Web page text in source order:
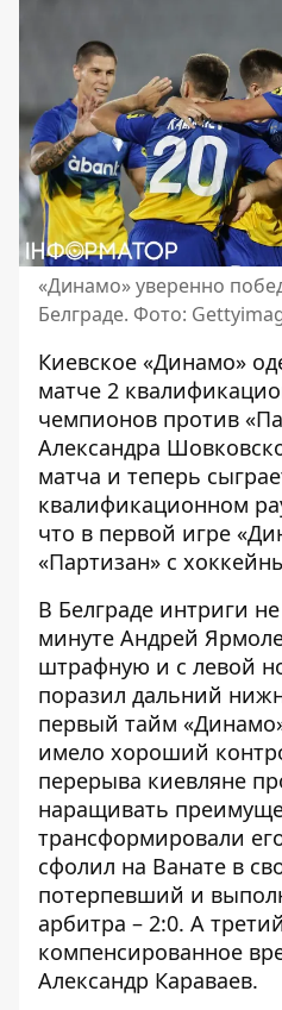
«Динамо» уверенно
Белграде. Фото:
Киевское «Динамо»
матче 2
чемпионов против
Александра
матча и теперь
квалификационном
что в первой игре «
«Партизан» с
В Белграде интриги
минуте Андрей
штрафную и с левой
поразил дальний
первый тайм
имело хороший
перерыва киевляне
наращивать
трансформировали
сфолил на Ванате в
потерпевший и
арбитра – 2:0. А
компенсированное
Александр Караваев.